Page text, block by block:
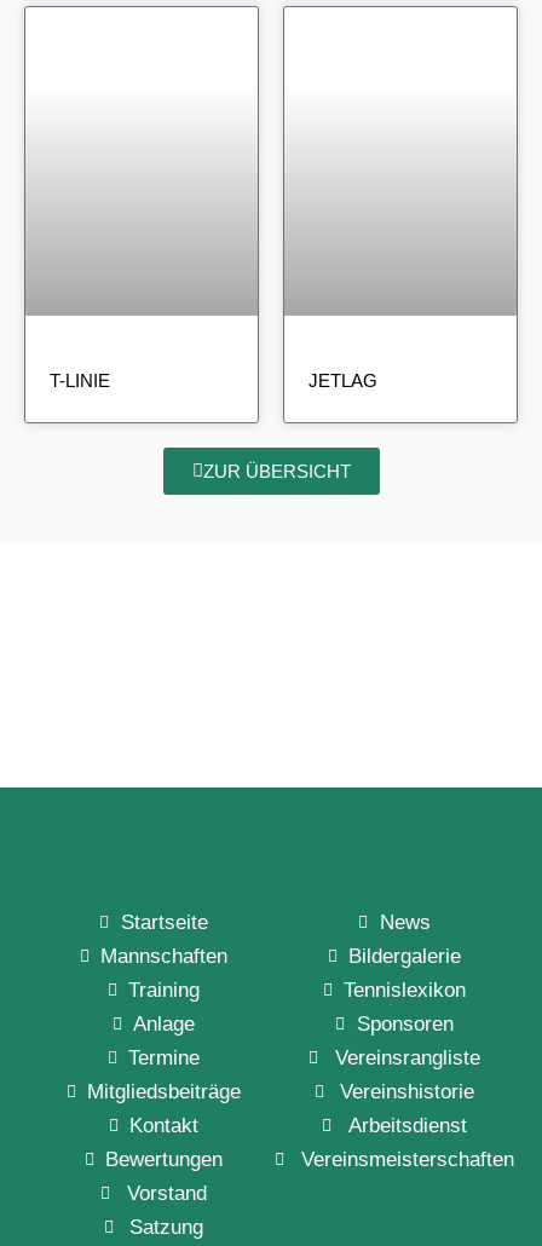
T-LINIE JETLAG
ZUR ÜBERSICHT
Startseite
Mannschaften
Training
Anlage
News
Bildergalerie
Tennislexikon
Sponsoren
Termine
Mitgliedsbeiträge
Kontakt
Bewertungen
Vereinsrangliste
Vereinshistorie
Arbeitsdienst
Vereinsmeisterschaften
Vorstand
Satzung